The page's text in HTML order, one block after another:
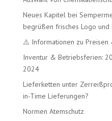
Neues Kapitel bei
begrüßen frisches Logo und
⚠️ Informationen zu
Inventur & Betriebsferien:
2024
Lieferketten unter
in-Time Lieferungen?
Normen Atemschutz